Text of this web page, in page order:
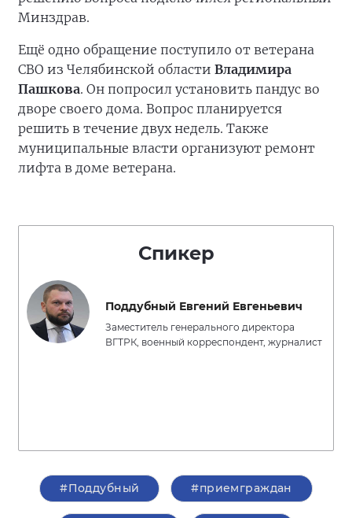
Минздрав.
Ещё одно обращение поступило от ветерана
СВО из Челябинской области Владимира
Пашкова. Он попросил установить пандус во
дворе своего дома. Вопрос планируется
решить в течение двух недель. Также
муниципальные власти организуют ремонт
лифта в доме ветерана.
Спикер
Поддубный Евгений Евгеньевич
Заместитель генерального директора
ВГТРК, военный корреспондент, журналист
#Поддубный #приемграждан